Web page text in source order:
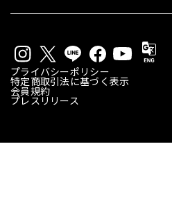
プライバシーポリシー
特定商取引法に基づく表示
会員規約
プレスリリース